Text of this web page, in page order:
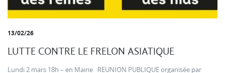
13/02/26
LUTTE CONTRE LE FRELON ASIATIQUE
Lundi 2 mars 18h – en Mairie REUNION PUBLIQUE organisée par